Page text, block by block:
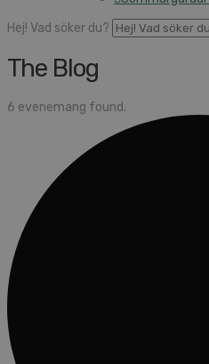
Hej! Vad söker du?
The Blog
6 evenemang found.